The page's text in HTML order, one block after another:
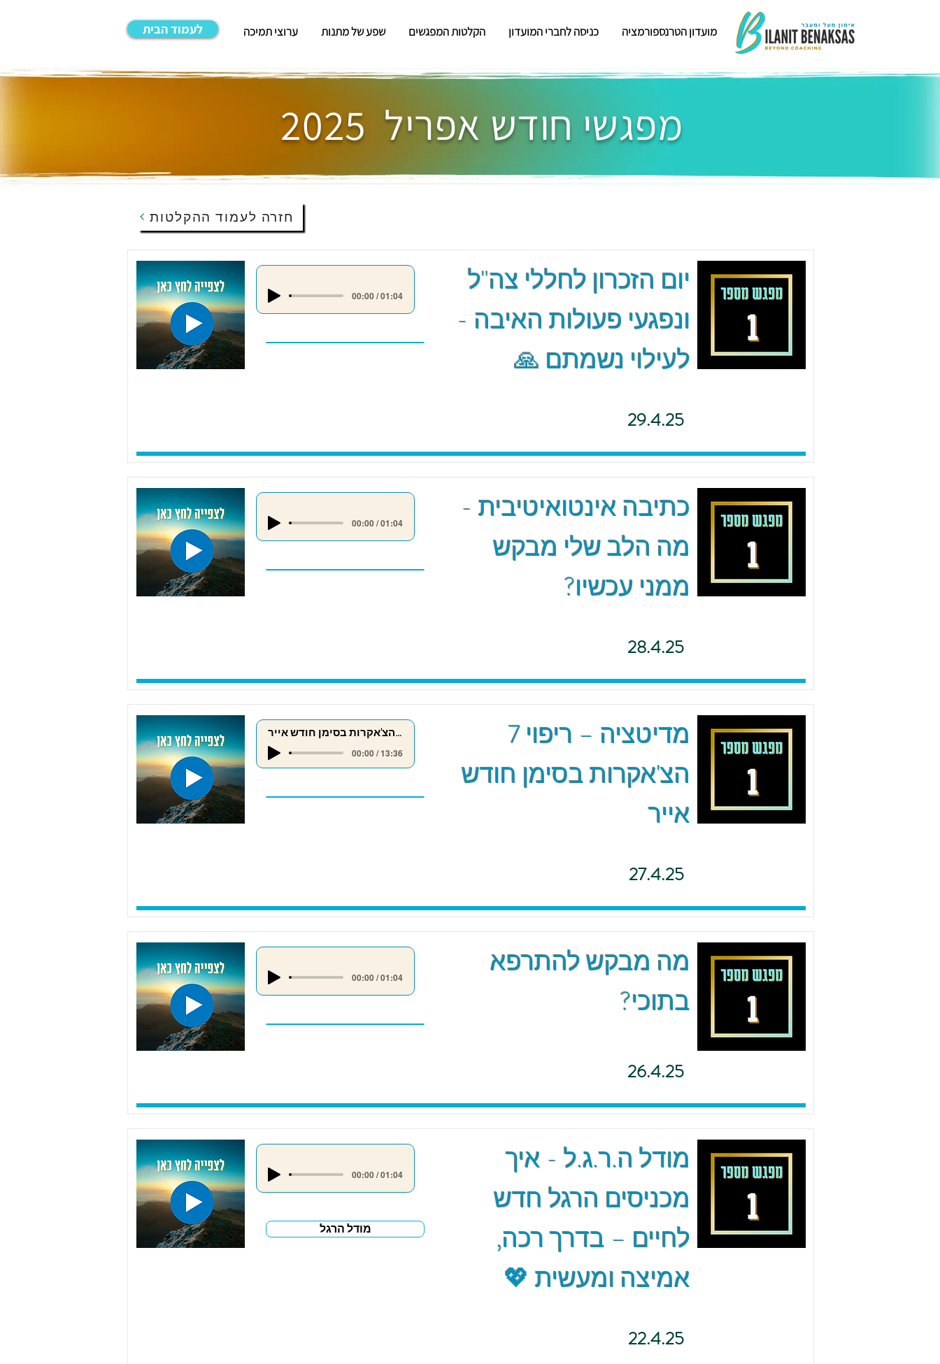
לעמוד הבית מועדון הטרנספורמציה כניסה לחברי המועדון הקלטות המפגשים שפע של מתנות ערוצי תמיכה
מפגשי חודש אפריל 2025
חזרה לעמוד ההקלטות
00:00 / 01:04
יום הזכרון לחללי צה"ל
ונפגעי פעולות האיבה -
לעילוי נשמתם 🙏
29.4.25
00:00 / 01:04
כתיבה אינטואיטיבית -
מה הלב שלי מבקש
ממני עכשיו?
28.4.25
ריפוי 7 הצ'אקרות בסימן חודש אייר
00:00 / 13:36
מדיטציה – ריפוי 7
הצ'אקרות בסימן חודש
אייר
27.4.25
00:00 / 01:04
מה מבקש להתרפא
בתוכי?
26.4.25
00:00 / 01:04
מודל הרגל
מודל ה.ר.ג.ל - איך
מכניסים הרגל חדש
לחיים – בדרך רכה,
אמיצה ומעשית 💖
22.4.25